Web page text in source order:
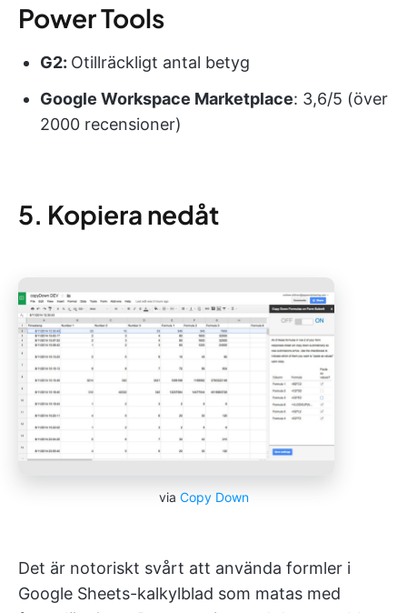
Power Tools
G2: Otillräckligt antal betyg
Google Workspace Marketplace: 3,6/5 (över
2000 recensioner)
5. Kopiera nedåt
via Copy Down
Det är notoriskt svårt att använda formler i
Google Sheets-kalkylblad som matas med